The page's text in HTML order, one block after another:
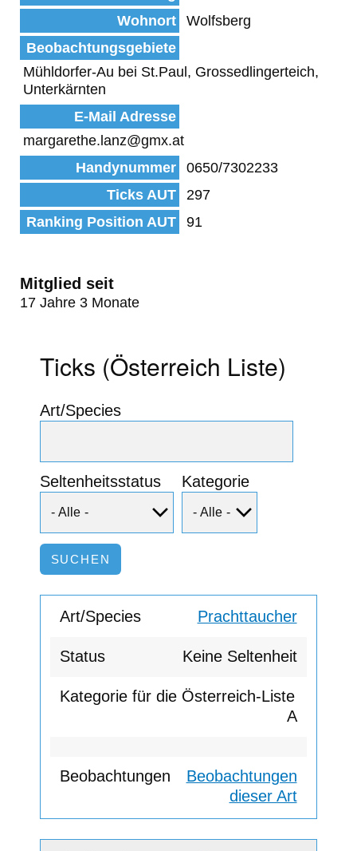
Wohnort
Wolfsberg
Beobachtungsgebiete
Mühldorfer-Au bei St.Paul, Grossedlingerteich,
Unterkärnten
E-Mail Adresse
margarethe.lanz@gmx.at
Handynummer
0650/7302233
Ticks AUT
297
Ranking Position AUT
91
Mitglied seit
17 Jahre 3 Monate
Ticks (Österreich Liste)
Art/Species
Seltenheitsstatus Kategorie
Prachttaucher
Keine Seltenheit
A
Beobachtungen
dieser Art